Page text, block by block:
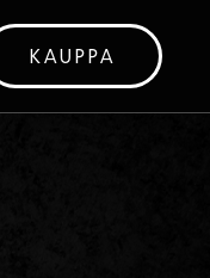
KAUPPA